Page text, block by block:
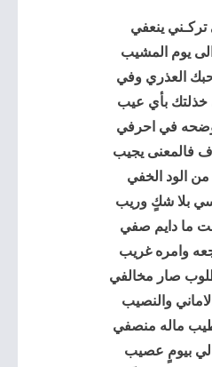
تركـني ينعفي
الى يوم المشيب
العذري وفي
خذلتك بأي عيب
في احرفي
فالمعنى يجيب
من الود الخفي
بلا شكٍ وريب
ما دايم صفي
وامره غريب
صار مخالفي
والنصيب
ماله منصفي
بيومٍ عصيب